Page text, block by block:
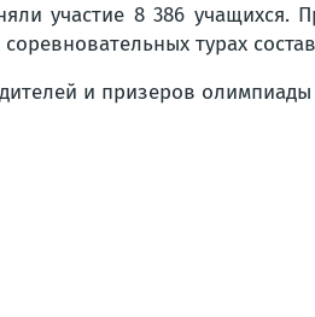
участие 8 386
турах
и призеров